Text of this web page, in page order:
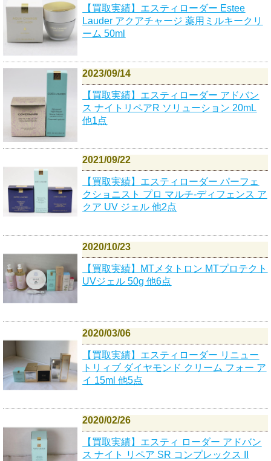
【買取実績】エスティローダー Estee
Lauder アクアチャージ 薬用ミルキークリ
ーム 50ml
2023/09/14
【買取実績】エスティローダー アドバン
ス ナイトリペアR ソリューション 20mL
他1点
2021/09/22
【買取実績】エスティローダー パーフェ
クショニスト プロ マルチ-ディフェンス ア
クア UV ジェル 他2点
2020/10/23
【買取実績】MTメタトロン MTプロテクト
UVジェル 50g 他6点
2020/03/06
【買取実績】エスティローダー リニュー
トリィブ ダイヤモンド クリーム フォー ア
イ 15ml 他5点
2020/02/26
【買取実績】エスティ ローダー アドバン
ス ナイト リペア SR コンプレックス II